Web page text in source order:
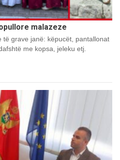
malazeze
të grave janë: këpucët, pantallonat
me kopsa, jeleku etj.